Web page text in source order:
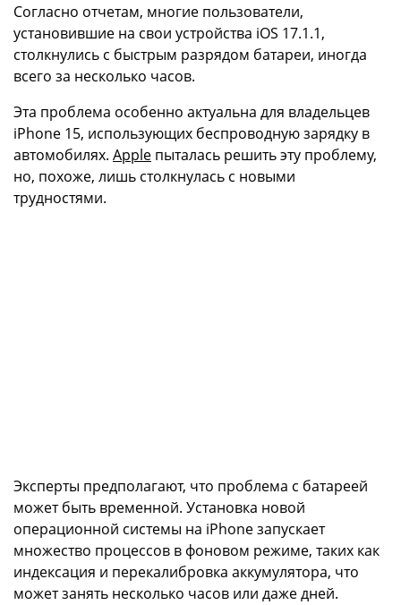
Согласно отчетам, многие пользователи,
установившие на свои устройства iOS 17.1.1,
столкнулись с быстрым разрядом батареи, иногда
всего за несколько часов.
Эта проблема особенно актуальна для владельцев
iPhone 15, использующих беспроводную зарядку в
автомобилях. Apple пыталась решить эту проблему,
но, похоже, лишь столкнулась с новыми
трудностями.
Эксперты предполагают, что проблема с батареей
может быть временной. Установка новой
операционной системы на iPhone запускает
множество процессов в фоновом режиме, таких как
индексация и перекалибровка аккумулятора, что
может занять несколько часов или даже дней.